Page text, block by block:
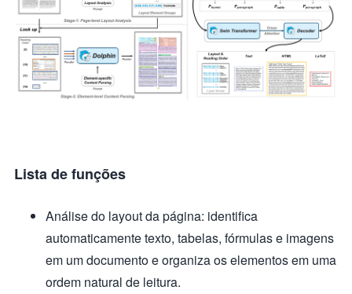
Lista de funções
Análise do layout da página: identifica
automaticamente texto, tabelas, fórmulas e imagens
em um documento e organiza os elementos em uma
ordem natural de leitura.